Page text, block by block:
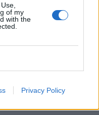
of my
with the
Privacy Policy
aproxima